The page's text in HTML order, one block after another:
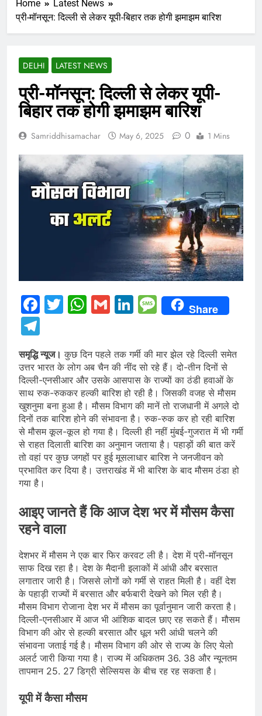
Home
Latest News
प्री-मॉनसून: दिल्ली से लेकर यूपी-बिहार तक होगी झमाझम बारिश
DELHI LATEST NEWS
प्री-मॉनसून: दिल्ली से लेकर यूपी-
बिहार तक होगी झमाझम बारिश
Samriddhisamachar May 6, 2025 0 1 Mins
Facebook
Twitter
WhatsApp
GmailLinkedIn
Message
Share
समृद्धि न्यूज। कुछ दिन पहले तक गर्मी की मार झेल रहे दिल्ली समेत
उत्तर भारत के लोग अब चैन की नींद सो रहे हैं। दो-तीन दिनों से
दिल्ली-एनसीआर और उसके आसपास के राज्यों का ठंडी हवाओं के
साथ रुक-रुककर हल्की बारिश हो रही है। जिसकी वजह से मौसम
खुशनुमा बना हुआ है। मौसम विभाग की मानें तो राजधानी में अगले दो
दिनों तक बारिश होने की संभावना है। रुक-रुक कर हो रही बारिश
से मौसम कूल-कूल हो गया है। दिल्ली ही नहीं मुंबई-गुजरात में भी गर्मी
से राहत दिलाती बारिश का अनुमान जताया है। पहाड़ों की बात करें
तो वहां पर कुछ जगहों पर हुई मूसलाधार बारिश ने जनजीवन को
प्रभावित कर दिया है। उत्तराखंड में भी बारिश के बाद मौसम ठंडा हो
गया है।
आइए जानते हैं कि आज देश भर में मौसम कैसा
रहने वाला
देशभर में मौसम ने एक बार फिर करवट ली है। देश में प्री-मॉनसून
साफ दिख रहा है। देश के मैदानी इलाकों में आंधी और बरसात
लगातार जारी है। जिससे लोगों को गर्मी से राहत मिली है। वहीं देश
के पहाड़ी राज्यों में बरसात और बर्फबारी देखने को मिल रही है।
मौसम विभाग रोजाना देश भर में मौसम का पूर्वानुमान जारी करता है।
दिल्ली-एनसीआर में आज भी आंशिक बादल छाए रह सकते हैं। मौसम
विभाग की ओर से हल्की बरसात और धूल भरी आंधी चलने की
संभावना जताई गई है। मौसम विभाग की ओर से राज्य के लिए येलो
अलर्ट जारी किया गया है। राज्य में अधिकतम 36. 38 और न्यूनतम
तापमान 25. 27 डिग्री सेल्सियस के बीच रह रह सकता है।
यूपी में कैसा मौसम